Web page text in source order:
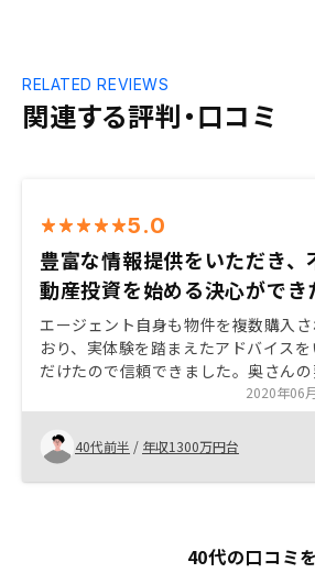
関連する評判・口コミ
RELATED REVIEWS
5.0
豊富な情報提供をいただき、
動産投資を始める決心ができ
エージェント自身も物件を複数購入さ
おり、実体験を踏まえたアドバイスを
だけたので信頼できました。奥さんの
と私の希望の双方に対して、粘り強
な情報を提供いただけました。最近
た面談不要のアプリやネットによる詳
物件情報、返済プランのリアルタイム
をさらに向上させていってください。
2020年06
40代前半 / 年収1300万円台
40代の口コミ